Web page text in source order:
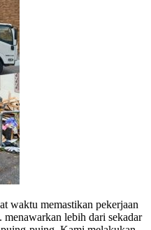
waktu memastikan pekerjaan
menawarkan lebih dari sekadar